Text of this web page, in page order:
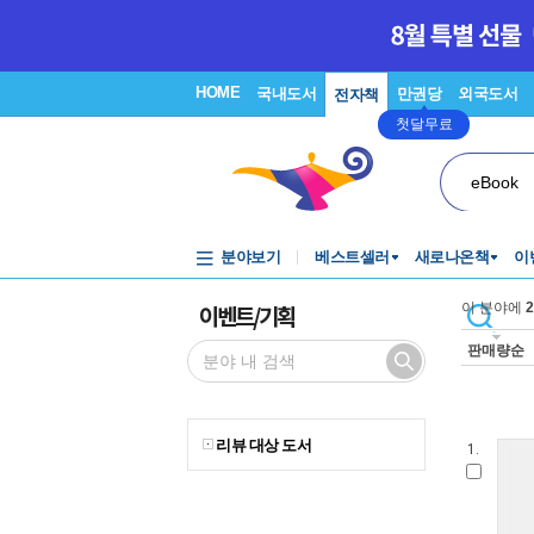
HOME 국내도서 전자책 만권당
첫달무료
외국도서
eBook
분야보기 베스트셀러 새로나온책 이
이벤트/기획
리뷰 대상 도서
이 분야에 2
판매량순
1.